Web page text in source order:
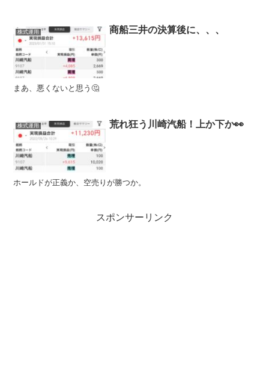
株式運用 商船三井の決算後に、、、
まあ、悪くないと思う🤔
株式運用 荒れ狂う川崎汽船！上か下か👀
ホールドが正義か、空売りが勝つか。
スポンサーリンク